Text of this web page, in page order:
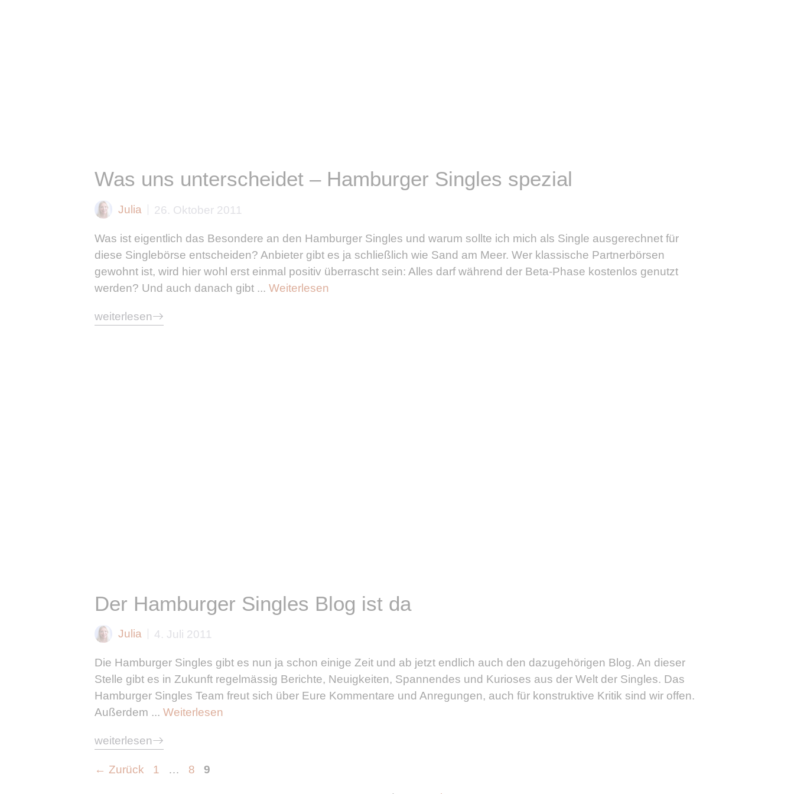
Was uns unterscheidet – Hamburger Singles spezial
Julia 26. Oktober 2011
Was ist eigentlich das Besondere an den Hamburger Singles und warum sollte ich mich als Single ausgerechnet für
diese Singlebörse entscheiden? Anbieter gibt es ja schließlich wie Sand am Meer. Wer klassische Partnerbörsen
gewohnt ist, wird hier wohl erst einmal positiv überrascht sein: Alles darf während der Beta-Phase kostenlos genutzt
werden? Und auch danach gibt ... Weiterlesen
weiterlesen
Der Hamburger Singles Blog ist da
Julia 4. Juli 2011
Die Hamburger Singles gibt es nun ja schon einige Zeit und ab jetzt endlich auch den dazugehörigen Blog. An dieser
Stelle gibt es in Zukunft regelmässig Berichte, Neuigkeiten, Spannendes und Kurioses aus der Welt der Singles. Das
Hamburger Singles Team freut sich über Eure Kommentare und Anregungen, auch für konstruktive Kritik sind wir offen.
Außerdem ... Weiterlesen
weiterlesen
← Zurück Seite
1 … Seite
8 Seite
9